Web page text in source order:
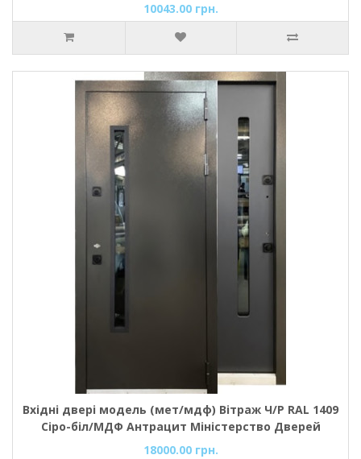
10043.00 грн.
Вхідні двері модель (мет/мдф) Вітраж Ч/Р RAL 1409
Сіро-біл/МДФ Антрацит Міністерство Дверей
18000.00 грн.